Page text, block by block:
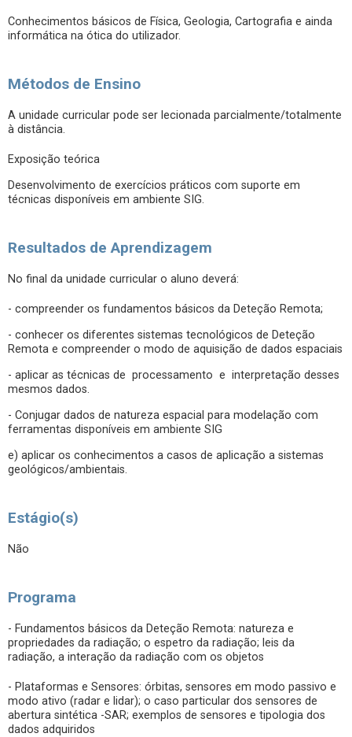
Conhecimentos básicos de Física, Geologia, Cartografia e ainda
informática na ótica do utilizador.
Métodos de Ensino
A unidade curricular pode ser lecionada parcialmente/totalmente
à distância.
Exposição teórica
Desenvolvimento de exercícios práticos com suporte em
técnicas disponíveis em ambiente SIG.
Resultados de Aprendizagem
No final da unidade curricular o aluno deverá:
- compreender os fundamentos básicos da Deteção Remota;
- conhecer os diferentes sistemas tecnológicos de Deteção
Remota e compreender o modo de aquisição de dados espaciais
- aplicar as técnicas de processamento e interpretação desses
mesmos dados.
- Conjugar dados de natureza espacial para modelação com
ferramentas disponíveis em ambiente SIG
e) aplicar os conhecimentos a casos de aplicação a sistemas
geológicos/ambientais.
Estágio(s)
Não
Programa
- Fundamentos básicos da Deteção Remota: natureza e
propriedades da radiação; o espetro da radiação; leis da
radiação, a interação da radiação com os objetos
- Plataformas e Sensores: órbitas, sensores em modo passivo e
modo ativo (radar e lidar); o caso particular dos sensores de
abertura sintética -SAR; exemplos de sensores e tipologia dos
dados adquiridos